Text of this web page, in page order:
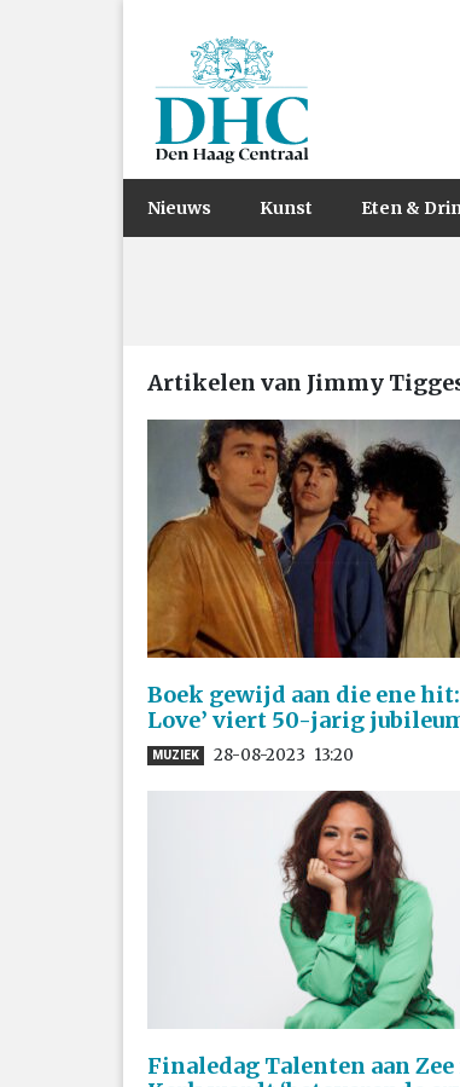
Nieuws Kunst Eten &
Artikelen van Jimmy
Boek gewijd aan die ene hit:
Love’ viert 50-jarig
MUZIEK 28-08-2023 13:20
Finaledag Talenten aan Zee